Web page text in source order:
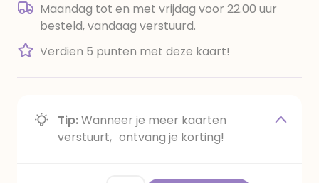
Maandag tot en met vrijdag voor 22.00 uur
besteld, vandaag verstuurd.
Verdien 5 punten met deze kaart!
Tip:Wanneer je meer kaarten
verstuurt, ontvang je korting!